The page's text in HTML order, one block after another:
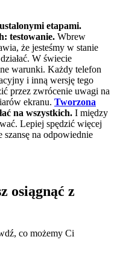
etapami.
testowanie. Wbrew
że jesteśmy w stanie
W świecie
warunki. Każdy telefon
i inną wersję tego
przez zwrócenie uwagi na
ekranu. Tworzona
na wszystkich. I między
Lepiej spędzić więcej
szansę na odpowiednie
osiągnąć z
co możemy Ci